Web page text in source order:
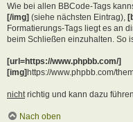
Wie bei allen BBCode-Tags
[/img] (siehe nächsten Eintrag),
Formatierungs-Tags liegt es an
beim Schließen einzuhalten. So
[url=https://www.phpbb.com/]
[img]https://www.phpbb.com/
nicht richtig und kann dazu
Nach oben